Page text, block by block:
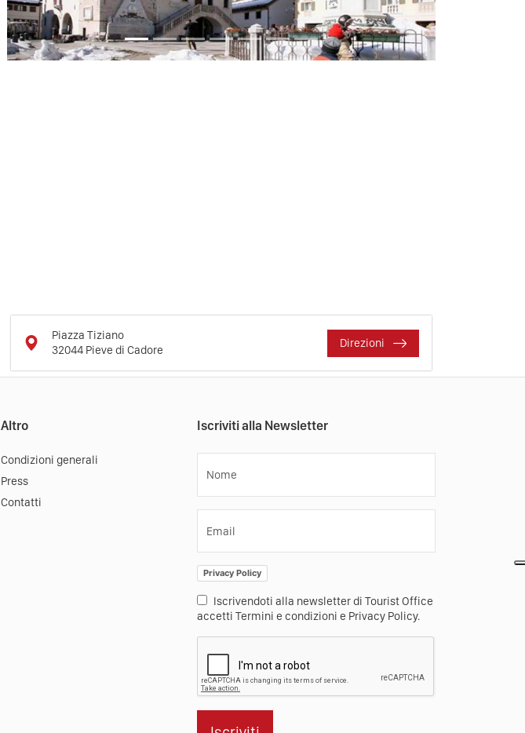
Piazza Tiziano
32044 Pieve di Cadore
Direzioni
Altro
Condizioni generali
Press
Contatti
Iscriviti alla Newsletter
Nome
Email
Privacy Policy
Iscrivendoti alla newsletter di Tourist Office
accetti Termini e condizioni e Privacy Policy.